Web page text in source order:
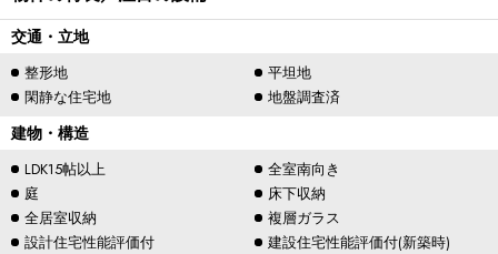
交通・立地
整形地
平坦地
閑静な住宅地
地盤調査済
建物・構造
LDK15帖以上
全室南向き
庭
床下収納
全居室収納
複層ガラス
設計住宅性能評価付
建設住宅性能評価付(新築時)